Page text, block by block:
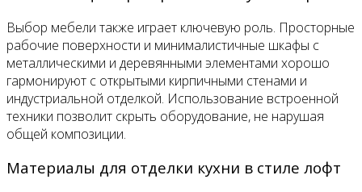
Выбор мебели также играет ключевую роль. Просторные
рабочие поверхности и минималистичные шкафы с
металлическими и деревянными элементами хорошо
гармонируют с открытыми кирпичными стенами и
индустриальной отделкой. Использование встроенной
техники позволит скрыть оборудование, не нарушая
общей композиции.
Материалы для отделки кухни в стиле лофт